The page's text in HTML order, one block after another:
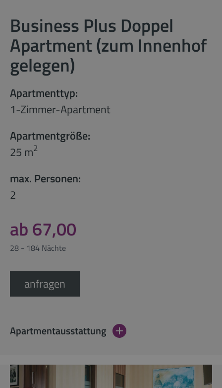
Business Plus Doppel
Apartment (zum Innenhof
gelegen)
Apartmenttyp:
1-Zimmer-Apartment
Apartmentgröße:
25 m2
max. Personen:
2
ab 67,00
28 - 184 Nächte
anfragen
Apartmentausstattung